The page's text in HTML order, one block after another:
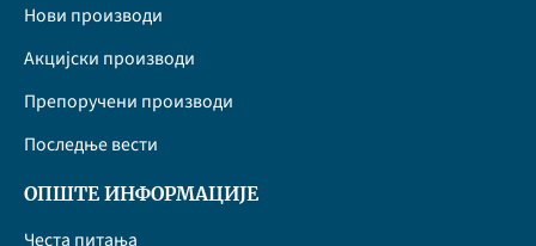
Нови производи
Акцијски производи
Препоручени производи
Последње вести
ОПШТЕ ИНФОРМАЦИЈЕ
Честа питања